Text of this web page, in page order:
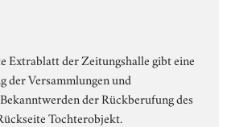
Extrablatt der Zeitungshalle gibt eine
der Versammlungen und
der Rückberufung des
Tochterobjekt.